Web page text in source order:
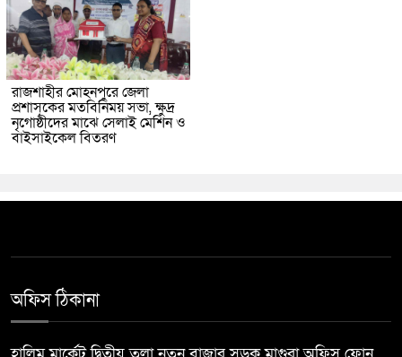
রাজশাহীর মোহনপুরে জেলা
প্রশাসকের মতবিনিময় সভা, ক্ষুদ্র
নৃগোষ্ঠীদের মাঝে সেলাই মেশিন ও
বাইসাইকেল বিতরণ
অফিস ঠিকানা